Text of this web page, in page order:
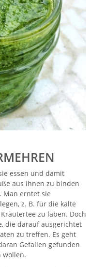
essen und damit
aus ihnen zu binden
Man erntet sie
z. B. für die kalte
zu laben. Doch
die darauf ausgerichtet
zu treffen. Es geht
Gefallen gefunden
wollen.